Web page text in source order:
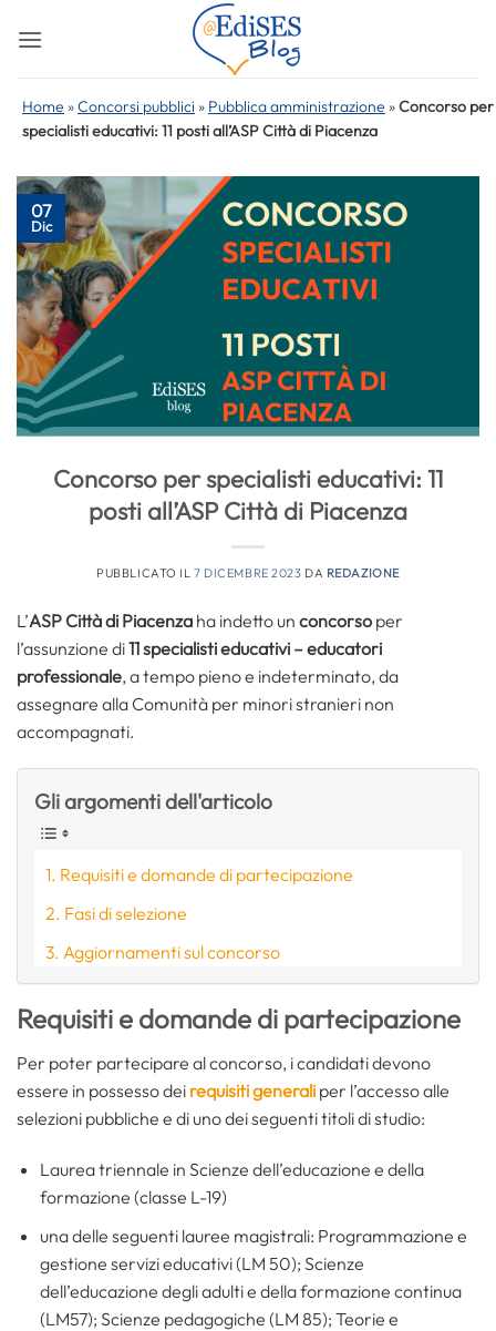
Home »Concorsi pubblici » Pubblica amministrazione »Concorso per
specialisti educativi: 11 posti all’ASP Città di Piacenza
07
Dic
Concorso per specialisti educativi: 11
posti all’ASP Città di Piacenza
PUBBLICATO IL7 DICEMBRE 2023 DA REDAZIONE
L’ASP Città di Piacenza ha indetto un concorso per
l’assunzione di11 specialisti educativi – educatori
professionale, a tempo pieno e indeterminato, da
assegnare alla Comunità per minori stranieri non
accompagnati.
Gli argomenti dell'articolo
Requisiti e domande di partecipazione
Fasi di selezione
Aggiornamenti sul concorso
Requisiti e domande di partecipazione
Per poter partecipare al concorso, i candidati devono
essere in possesso dei requisiti generali per l’accesso alle
selezioni pubbliche e di uno dei seguenti titoli di studio:
Laurea triennale in Scienze dell’educazione e della
formazione (classe L-19)
una delle seguenti lauree magistrali: Programmazione e
gestione servizi educativi (LM 50); Scienze
dell’educazione degli adulti e della formazione continua
(LM57); Scienze pedagogiche (LM 85); Teorie e